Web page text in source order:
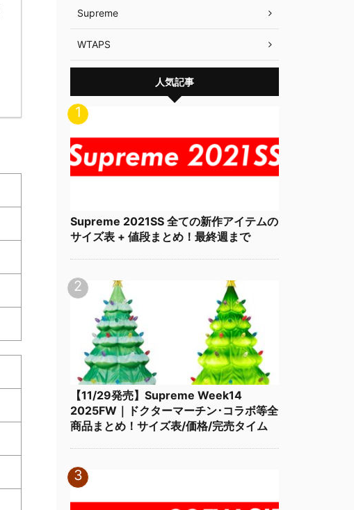
Supreme
WTAPS
人気記事
Supreme 2021SS 全ての新作アイテムの
サイズ表 + 値段まとめ！最終週まで
【11/29発売】Supreme Week14
2025FW｜ドクターマーチン･コラボ等全
商品まとめ！サイズ表/価格/完売タイム